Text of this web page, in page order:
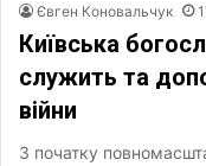
Євген Коновальчук
Київська
служить та
війни
З початку